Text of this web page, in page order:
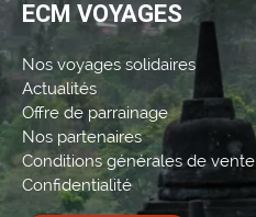
ECM VOYAGES
Nos voyages solidaires
Actualités
Offre de parrainage
Nos partenaires
Conditions générales de vente
Confidentialité